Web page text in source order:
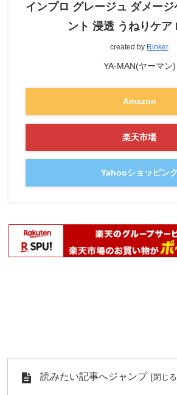
インプロ グレージュ ダメー
ント 浸透 うねりケア
created by Rinker
‎YA-MAN(ヤーマン)
Amazon
楽天市場
Yahooショッピン
読みたい記事へジャンプ